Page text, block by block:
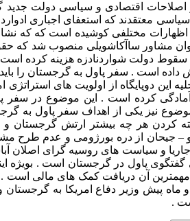
اقتصادی و سیاسی دولت جدید
مختلفی کوشیده است که که
سقوط دولت شواردنادزه هزینه کرده
است . سفر پاول به گرجستان را باید
این دوپایگاه از اولویت های
آمادگی کرده است . این موضوع در
نیز یکی از اهداف سفر پاول به
کردن هر چه بیشتر ارتش
– جیحان از دره بورژومی و عدم طرح
و سیاست های روسیه گرای اصلان
پاول در گرجستان است . بویژه
مهمترین آن دریافت کمک های مالی
پیش وزیر دفاع امریکا به گرجستان
.